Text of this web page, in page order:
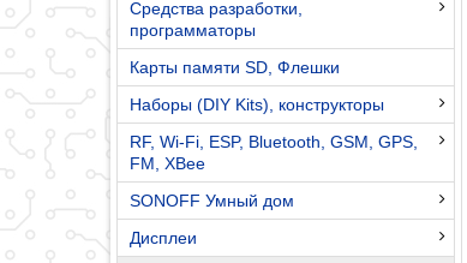
Средства разработки,
программаторы
Карты памяти SD, Флешки
Наборы (DIY Kits), конструкторы
RF, Wi-Fi, ESP, Bluetooth, GSM, GPS,
FM, XBee
SONOFF Умный дом
Дисплеи